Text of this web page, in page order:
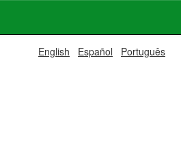
English Español Português